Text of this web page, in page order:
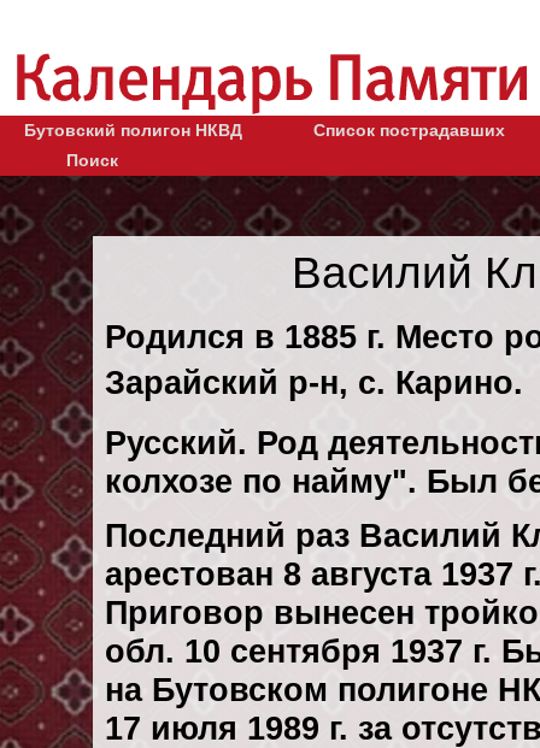
Бутовский полигон НКВД
Список пострадавших
Поиск
Василий
Родился в 1885 г. Место
Зарайский р-н, с. Карино.
Русский. Род
колхозе по найму". Был
Последний раз Василий
арестован 8 августа 1937
Приговор вынесен
обл. 10 сентября 1937 г.
на Бутовском полигоне
17 июля 1989 г. за